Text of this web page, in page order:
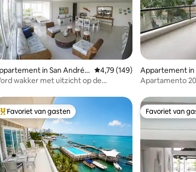
van 4,79 uit 5, 357 recensies
in San Andrés
Providencia
Gemiddelde beoordeling van
4,79 (149)
wakker met uitzicht op de
Appartement in
Apartamento
Topfavoriet van gasten
Favoriet van gasten Favoriet van
Favoriet van